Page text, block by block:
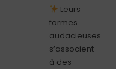
Leurs
formes
audacieuses
s’associent
à des